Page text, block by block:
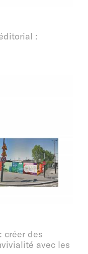
:
créer des
avec les